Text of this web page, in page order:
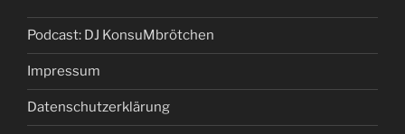
Podcast: DJ KonsuMbrötchen
Impressum
Datenschutzerklärung